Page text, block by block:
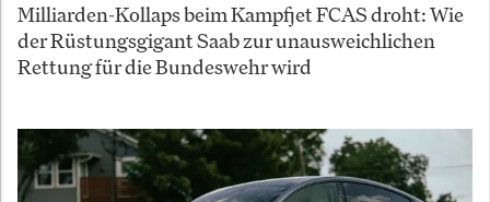
Milliarden-Kollaps beim Kampfjet FCAS droht: Wie
der Rüstungsgigant Saab zur unausweichlichen
Rettung für die Bundeswehr wird